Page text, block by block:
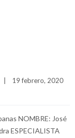
NOMBRE: José
ESPECIALISTA